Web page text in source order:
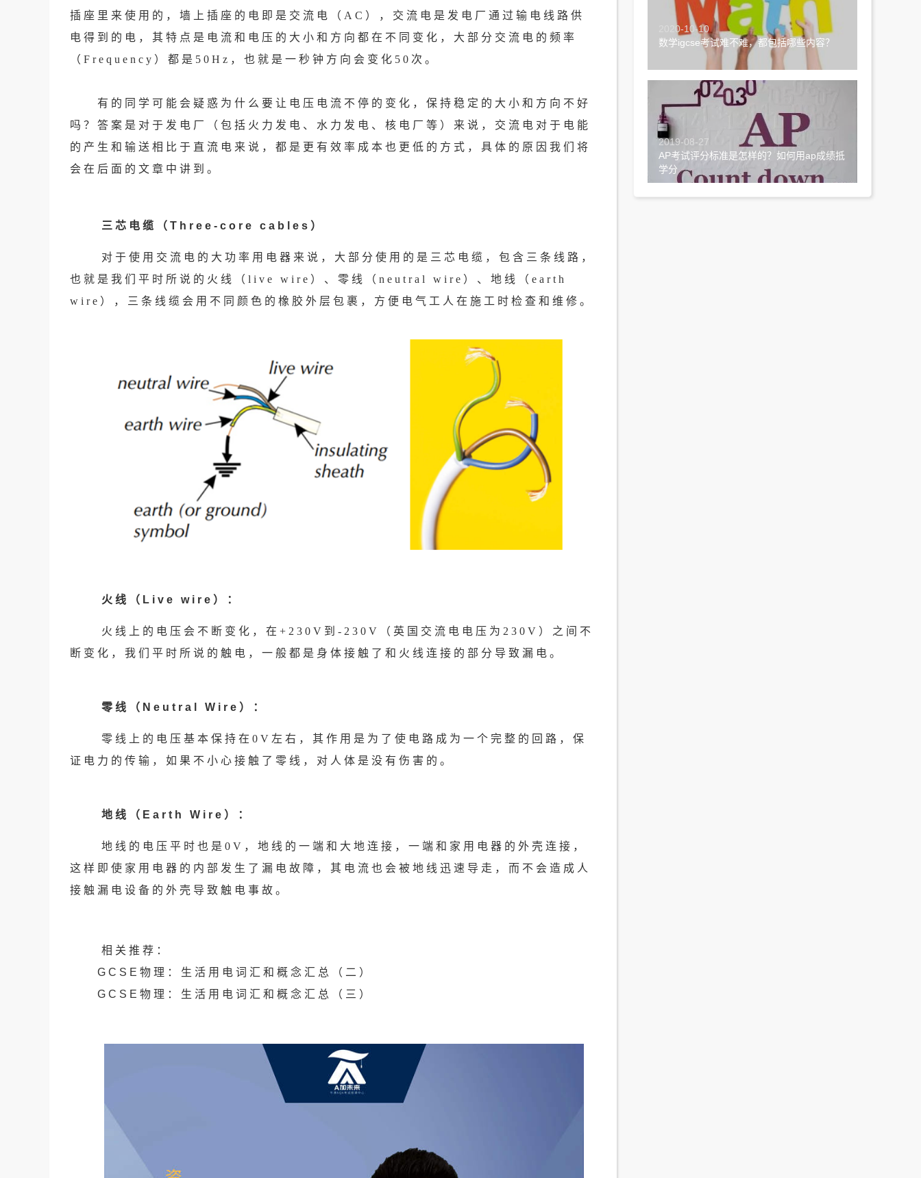
插座里来使用的，墙上插座的电即是交流电（AC），交流电是发电厂通过输电线路供
电得到的电，其特点是电流和电压的大小和方向都在不同变化，大部分交流电的频率
（Frequency）都是50Hz，也就是一秒钟方向会变化50次。
有的同学可能会疑惑为什么要让电压电流不停的变化，保持稳定的大小和方向不好
吗？答案是对于发电厂（包括火力发电、水力发电、核电厂等）来说，交流电对于电能
的产生和输送相比于直流电来说，都是更有效率成本也更低的方式，具体的原因我们将
会在后面的文章中讲到。
三芯电缆（Three-core cables）
对于使用交流电的大功率用电器来说，大部分使用的是三芯电缆，包含三条线路，
也就是我们平时所说的火线（live wire）、零线（neutral wire）、地线（earth
wire），三条线缆会用不同颜色的橡胶外层包裹，方便电气工人在施工时检查和维修。
火线（Live wire）：
火线上的电压会不断变化，在+230V到-230V（英国交流电电压为230V）之间不
断变化，我们平时所说的触电，一般都是身体接触了和火线连接的部分导致漏电。
零线（Neutral Wire）：
零线上的电压基本保持在0V左右，其作用是为了使电路成为一个完整的回路，保
证电力的传输，如果不小心接触了零线，对人体是没有伤害的。
地线（Earth Wire）：
地线的电压平时也是0V，地线的一端和大地连接，一端和家用电器的外壳连接，
这样即使家用电器的内部发生了漏电故障，其电流也会被地线迅速导走，而不会造成人
接触漏电设备的外壳导致触电事故。
相关推荐：
GCSE物理：生活用电词汇和概念汇总（二）
GCSE物理：生活用电词汇和概念汇总（三）
2020-10-10
数学igcse考试难不难，都包括哪些内容？
2019-08-27
AP考试评分标准是怎样的？如何用ap成绩抵
学分